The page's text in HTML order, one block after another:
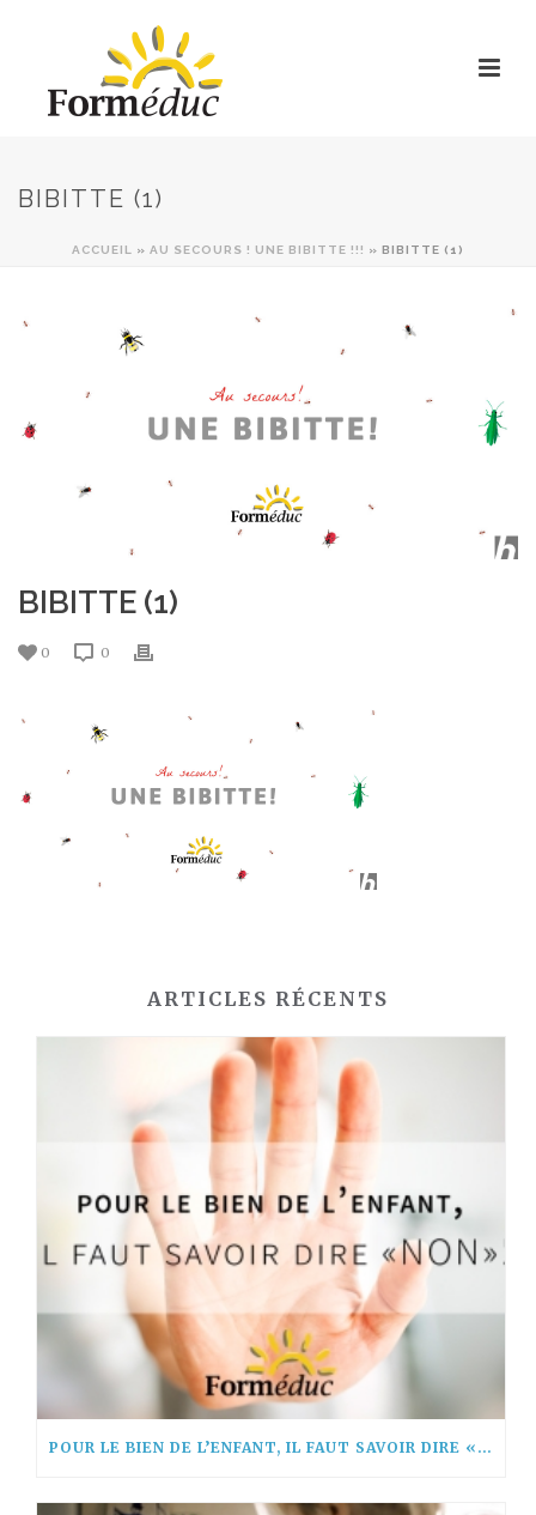
BIBITTE (1)
ACCUEIL » AU SECOURS ! UNE BIBITTE !!! » BIBITTE (1)
BIBITTE (1)
0 0
ARTICLES RÉCENTS
POUR LE BIEN DE L’ENFANT, IL FAUT SAVOIR DIRE « NON! »